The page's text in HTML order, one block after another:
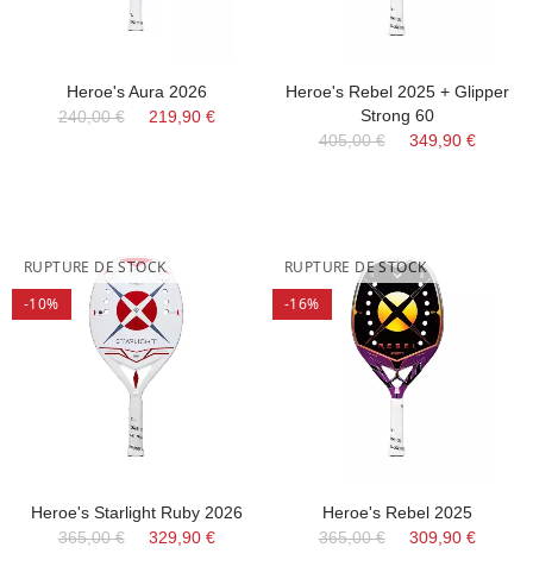
Heroe's Aura 2026
240,00 €
219,90 €
Heroe's Rebel 2025 + Glipper
Strong 60
405,00 €
349,90 €
RUPTURE DE STOCK
-10%
Heroe's Starlight Ruby 2026
365,00 €
329,90 €
RUPTURE DE STOCK
-16%
Heroe's Rebel 2025
365,00 €
309,90 €